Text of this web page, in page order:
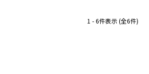
フラワープリ
1 - 6件表示 (全6件)